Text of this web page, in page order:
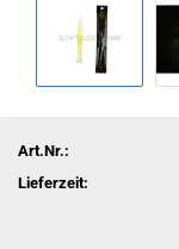
Art.Nr.:
Lieferzeit: